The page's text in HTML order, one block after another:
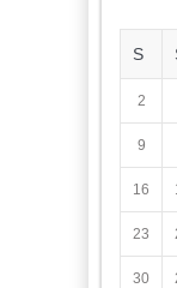
S
2
9
16
23
30